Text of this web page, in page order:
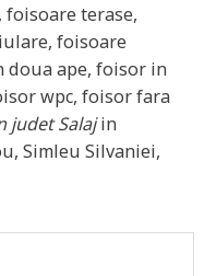
terase,
foisoare
doua ape, foisor in
wpc, foisor fara
judetSalajin
Simleu Silvaniei,